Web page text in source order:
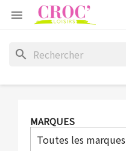

search
MARQUES
Toutes les marques